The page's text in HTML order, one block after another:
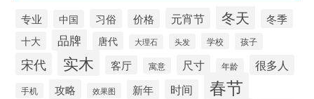
专业 中国 习俗 价格 元宵节 冬天 冬季
十大 品牌 唐代 大理石 头发 学校 孩子
宋代 实木 客厅 寓意 尺寸 年龄 很多人
手机 攻略 效果图 新年 时间 春节